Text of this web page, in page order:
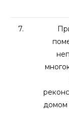
7.
домом